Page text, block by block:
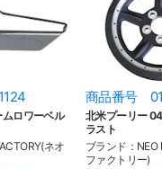
ロワーベル
ネオ
商品番号
北米プーリー
ラスト
ブランド：NEO
ファクトリー)